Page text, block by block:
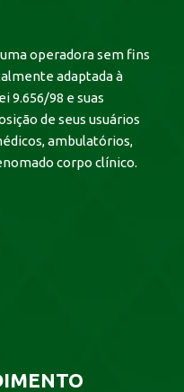
operadora sem fins
adaptada à
9.656/98 e suas
de seus usuários
ambulatórios,
corpo clínico.